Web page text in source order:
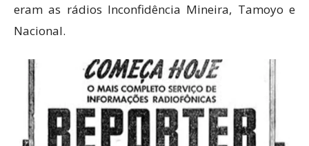
eram as rádios Inconfidência Mineira, Tamoyo e
Nacional.